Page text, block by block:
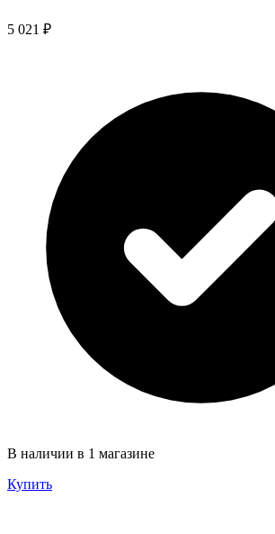
5 021 ₽
В наличии в 1 магазине
Купить